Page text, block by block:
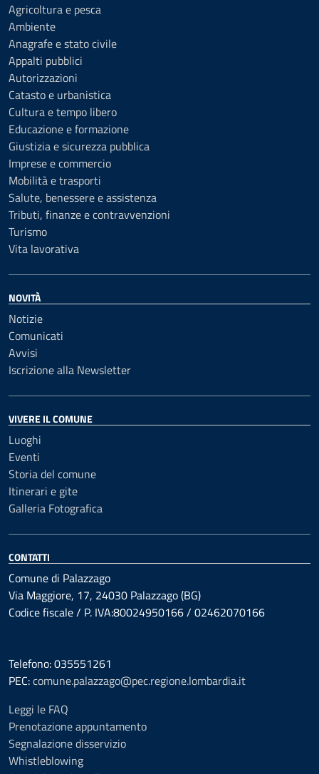
Agricoltura e pesca
Ambiente
Anagrafe e stato civile
Appalti pubblici
Autorizzazioni
Catasto e urbanistica
Cultura e tempo libero
Educazione e formazione
Giustizia e sicurezza pubblica
Imprese e commercio
Mobilità e trasporti
Salute, benessere e assistenza
Tributi, finanze e contravvenzioni
Turismo
Vita lavorativa
NOVITÀ
Notizie
Comunicati
Avvisi
Iscrizione alla Newsletter
VIVERE IL COMUNE
Luoghi
Eventi
Storia del comune
Itinerari e gite
Galleria Fotografica
CONTATTI
Comune di Palazzago
Via Maggiore, 17, 24030 Palazzago (BG)
Codice fiscale / P. IVA:80024950166 / 02462070166
Telefono: 035551261
PEC:comune.palazzago@pec.regione.lombardia.it
Leggi le FAQ
Prenotazione appuntamento
Segnalazione disservizio
Whistleblowing